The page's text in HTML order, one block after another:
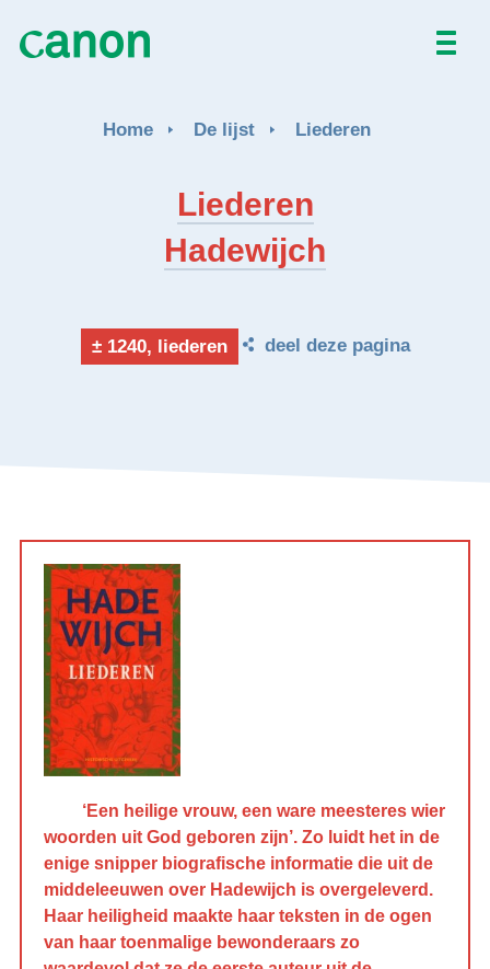
Activiteiten
Home De lijst Liederen
Liederen
Hadewijch
± 1240, liederen deel deze pagina
‘Een heilige vrouw, een ware meesteres wier
woorden uit God geboren zijn’. Zo luidt het in de
enige snipper biografische informatie die uit de
middeleeuwen over Hadewijch is overgeleverd.
Haar heiligheid maakte haar teksten in de ogen
van haar toenmalige bewonderaars zo